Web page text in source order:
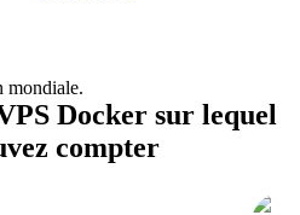
Docker sur lequel
compter